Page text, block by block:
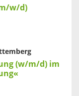
w/d)
(w/m/d) im